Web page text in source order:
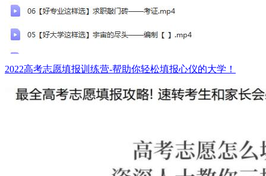
2022高考志愿填报训练营-帮助你轻松填报心仪的大学！